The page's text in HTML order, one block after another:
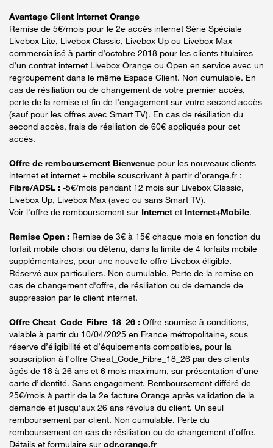
Avantage Client Internet Orange
Remise de 5€/mois pour le 2e accès internet Série Spéciale
Livebox Lite, Livebox Classic, Livebox Up ou Livebox Max
commercialisé à partir d’octobre 2018 pour les clients titulaires
d’un contrat internet Livebox Orange ou Open en service avec un
regroupement dans le même Espace Client. Non cumulable. En
cas de résiliation ou de changement de votre premier accès,
perte de la remise et fin de l’engagement sur votre second accès
(sauf pour les offres avec Smart TV). En cas de résiliation du
second accès, frais de résiliation de 60€ appliqués pour cet
accès.
Offre de remboursement Bienvenue pour les nouveaux clients
internet et internet + mobile souscrivant à partir d’orange.fr :
Fibre/ADSL : -5€/mois pendant 12 mois sur Livebox Classic,
Livebox Up, Livebox Max (avec ou sans Smart TV).
Voir l'offre de remboursement sur Internet et Internet+Mobile.
Remise Open : Remise de 3€ à 15€ chaque mois en fonction du
forfait mobile choisi ou détenu, dans la limite de 4 forfaits mobile
supplémentaires, pour une nouvelle offre Livebox éligible.
Réservé aux particuliers. Non cumulable. Perte de la remise en
cas de changement d'offre, de résiliation ou de demande de
suppression par le client internet.
Offre Cheat_Code_Fibre_18_26 : Offre soumise à conditions,
valable à partir du 10/04/2025 en France métropolitaine, sous
réserve d’éligibilité et d’équipements compatibles, pour la
souscription à l’offre Cheat_Code_Fibre_18_26 par des clients
âgés de 18 à 26 ans et 6 mois maximum, sur présentation d’une
carte d’identité. Sans engagement. Remboursement différé de
25€/mois à partir de la 2e facture Orange après validation de la
demande et jusqu’aux 26 ans révolus du client. Un seul
remboursement par client. Non cumulable. Perte du
remboursement en cas de résiliation ou de changement d’offre.
Détails et formulaire sur odr.orange.fr